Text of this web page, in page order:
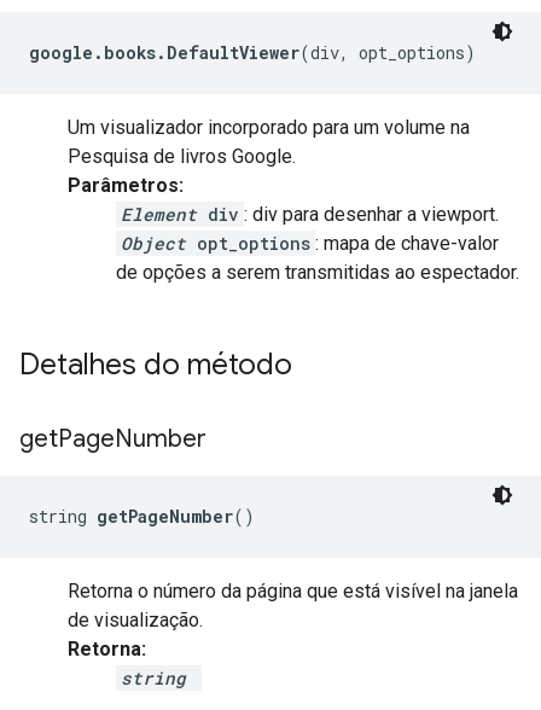
google.books.DefaultViewer(div, opt_options)
Um visualizador incorporado para um volume na
Pesquisa de livros Google.
Parâmetros:
Element div : div para desenhar a viewport.
Object opt_options : mapa de chave-valor
de opções a serem transmitidas ao espectador.
Detalhes do método
getPageNumber
string getPageNumber()
Retorna o número da página que está visível na janela
de visualização.
Retorna:
string